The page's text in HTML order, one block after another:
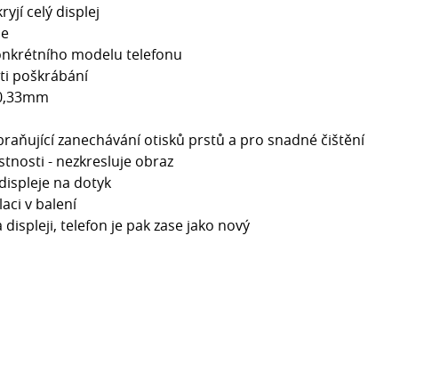
celý displej
modelu telefonu
poškrábání
zanechávání otisků prstů a pro snadné čištění
- nezkresluje obraz
na dotyk
v balení
displeji, telefon je pak zase jako nový